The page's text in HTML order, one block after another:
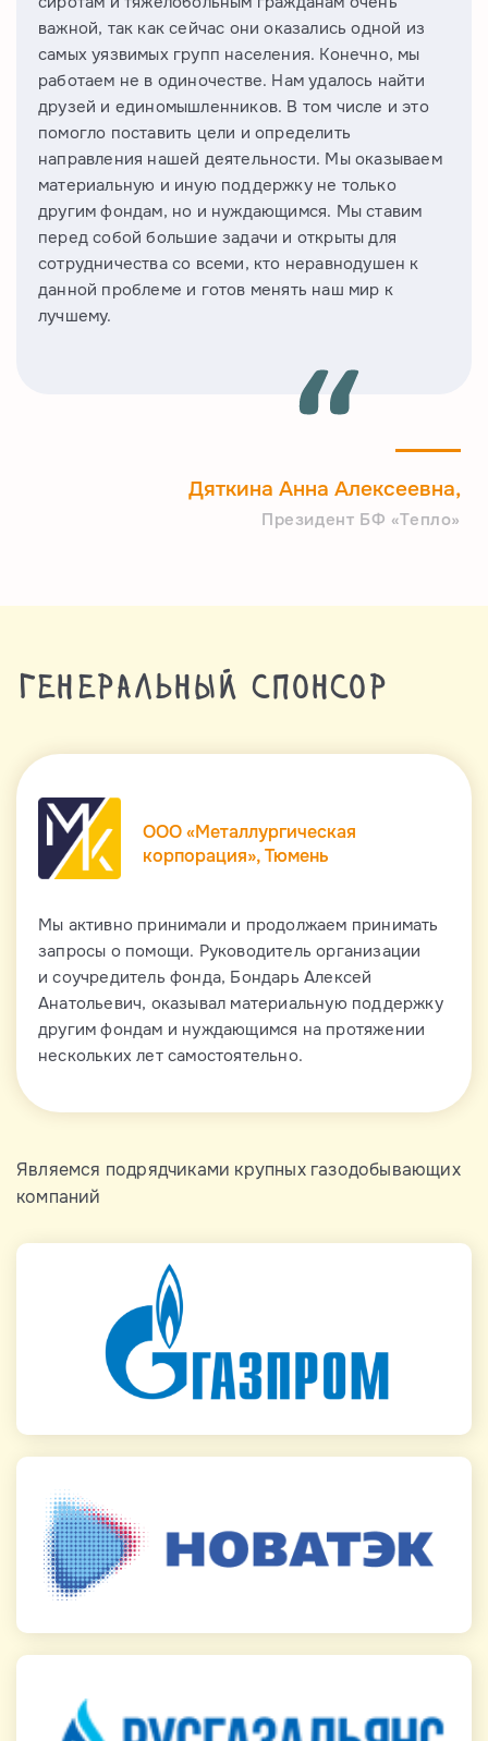
важной, так как сейчас они оказались одной из
самых уязвимых групп населения. Конечно, мы
работаем не в одиночестве. Нам удалось найти
друзей и единомышленников. В том числе и это
помогло поставить цели и определить
направления нашей деятельности. Мы оказываем
материальную и иную поддержку не только
другим фондам, но и нуждающимся. Мы ставим
перед собой большие задачи и открыты для
сотрудничества со всеми, кто неравнодушен к
данной проблеме и готов менять наш мир к
лучшему.
Дяткина Анна Алексеевна,
Президент БФ «Тепло»
Генеральный спонсор
ООО «Металлургическая
корпорация», Тюмень
Мы активно принимали и продолжаем принимать
запросы о помощи. Руководитель организации
и соучредитель фонда, Бондарь Алексей
Анатольевич, оказывал материальную поддержку
другим фондам и нуждающимся на протяжении
нескольких лет самостоятельно.
Являемся подрядчиками крупных газодобывающих
компаний